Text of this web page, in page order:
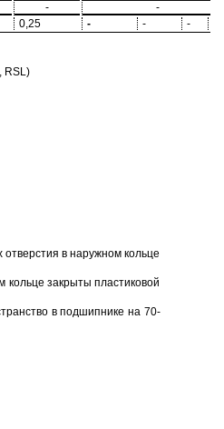
-
-
0,25 - - -
RSL)
в наружном кольце
кольце закрыты пластиковой
в подшипнике на 70-